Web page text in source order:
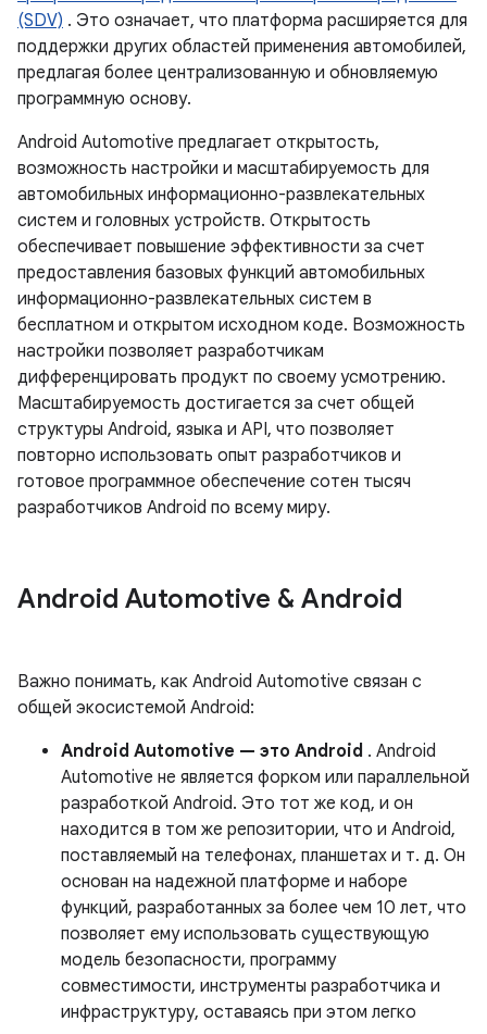
(SDV) . Это означает, что платформа расширяется для
поддержки других областей применения автомобилей,
предлагая более централизованную и обновляемую
программную основу.
Android Automotive предлагает открытость,
возможность настройки и масштабируемость для
автомобильных информационно-развлекательных
систем и головных устройств. Открытость
обеспечивает повышение эффективности за счет
предоставления базовых функций автомобильных
информационно-развлекательных систем в
бесплатном и открытом исходном коде. Возможность
настройки позволяет разработчикам
дифференцировать продукт по своему усмотрению.
Масштабируемость достигается за счет общей
структуры Android, языка и API, что позволяет
повторно использовать опыт разработчиков и
готовое программное обеспечение сотен тысяч
разработчиков Android по всему миру.
Android Automotive & Android
Важно понимать, как Android Automotive связан с
общей экосистемой Android:
Android Automotive — это Android . Android
Automotive не является форком или параллельной
разработкой Android. Это тот же код, и он
находится в том же репозитории, что и Android,
поставляемый на телефонах, планшетах и ​​т. д. Он
основан на надежной платформе и наборе
функций, разработанных за более чем 10 лет, что
позволяет ему использовать существующую
модель безопасности, программу
совместимости, инструменты разработчика и
инфраструктуру, оставаясь при этом легко